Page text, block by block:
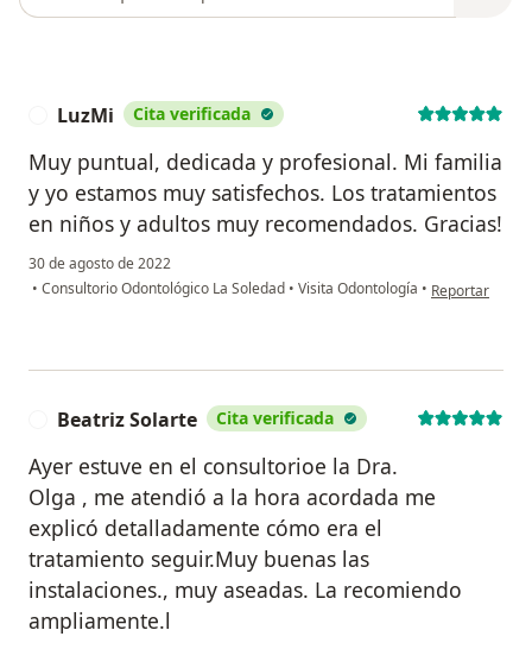
LuzMi Cita verificada
Muy puntual, dedicada y profesional. Mi familia
y yo estamos muy satisfechos. Los tratamientos
en niños y adultos muy recomendados. Gracias!
30 de agosto de 2022
• Consultorio Odontológico La Soledad • Visita Odontología • en opinión del
Reportar
Beatriz Solarte Cita verificada
Ayer estuve en el consultorioe la Dra.
Olga , me atendió a la hora acordada me
explicó detalladamente cómo era el
tratamiento seguir.Muy buenas las
instalaciones., muy aseadas. La recomiendo
ampliamente.l